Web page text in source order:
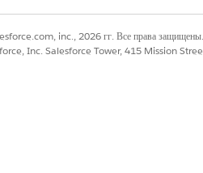
Percent
inc., 2026 гг. Все права защищены.
Inc. Salesforce Tower, 415 Mission